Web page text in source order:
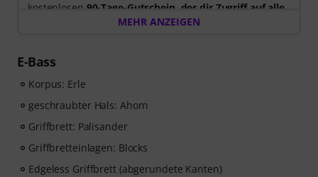
kostenlosen 90-Tage-Gutschein, der dir Zugriff auf alle
Artmaster-Kurse bietet– einschließlich des Bass-
dein Timing, deine Technik und deine musikalische
Kreativität zu stärken. ArtMaster.com – deine Online-
Plattform für Bass-Ausbildung und modernes
Musizieren. Bitte beachte, dass die Kurse nur in
ArtMaster.com – lerne direkt von dem renommierten
Bass-Dozenten Marek Bero, der für seinen
MEHR ANZEIGEN
E-Bass
Korpus: Erle
geschraubter Hals: Ahorn
Griffbrett: Palisander
Griffbretteinlagen: Blocks
Edgeless Griffbrett (abgerundete Kanten)